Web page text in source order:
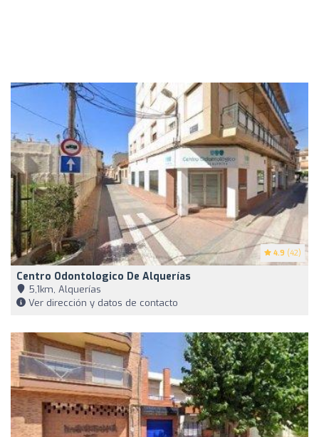
4.9 (42)
Centro Odontologico De Alquerías
5,1km, Alquerías
Ver dirección y datos de contacto